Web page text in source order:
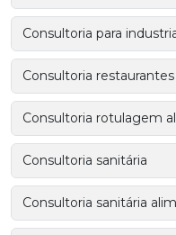
Consultoria para
Consultoria
Consultoria rotulagem
Consultoria sanitária
Consultoria sanitária